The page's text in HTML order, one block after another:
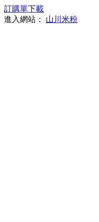
訂購單下載
進入網站： 山川米粉